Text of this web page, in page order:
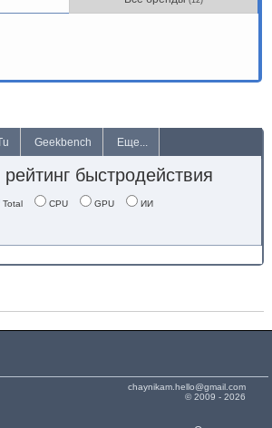
Geekbench Еще...
быстродействия
Total CPU GPU ИИ
chaynikam.hello@gmail.com
© 2009 - 2026